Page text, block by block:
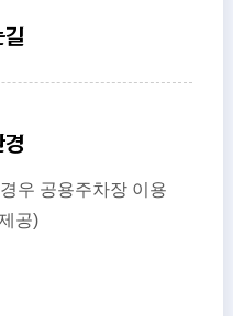
길
경
우 공용주차장 이용
공)